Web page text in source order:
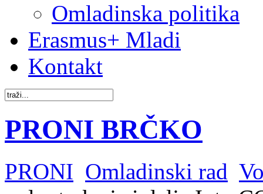
Omladinska politika
Erasmus+ Mladi
Kontakt
PRONI BRČKO
PRONI Omladinski rad